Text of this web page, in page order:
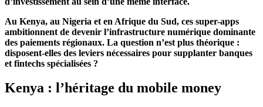
Au Kenya, au Nigeria et en Afrique du Sud, ces super-apps
ambitionnent de devenir l’infrastructure numérique dominante
des paiements régionaux. La question n’est plus théorique :
disposent-elles des leviers nécessaires pour supplanter banques
et fintechs spécialisées ?
Kenya : l’héritage du mobile money